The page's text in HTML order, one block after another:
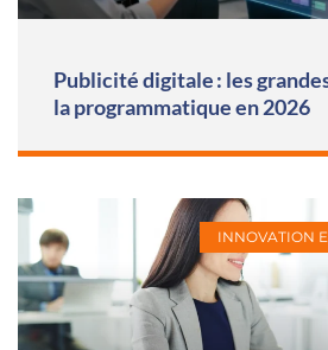
Publicité digitale : les
la programmatique en 2026
INNOVATION